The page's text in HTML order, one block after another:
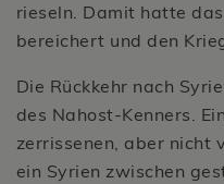
rieseln. Damit hatte
bereichert und den
Die Rückkehr nach
des Nahost-Kenners.
zerrissenen, aber nicht
ein Syrien zwischen